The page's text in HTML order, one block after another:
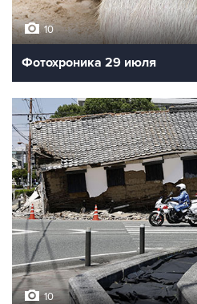
10
Фотохроника 29 июля
10